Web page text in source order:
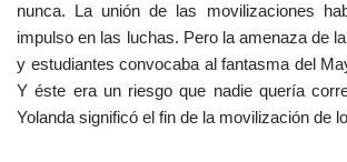
nunca. La unión de las movilizaciones
impulso en las luchas. Pero la amenaza de
y estudiantes convocaba al fantasma del
Y éste era un riesgo que nadie quería
Yolanda significó el fin de la movilización de